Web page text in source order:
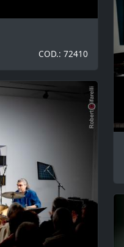
COD.: 72410